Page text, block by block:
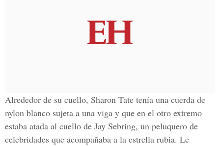
Alrededor de su cuello, Sharon Tate tenía una cuerda de
nylon blanco sujeta a una viga y que en el otro extremo
estaba atada al cuello de Jay Sebring, un peluquero de
celebridades que acompañaba a la estrella rubia. Le